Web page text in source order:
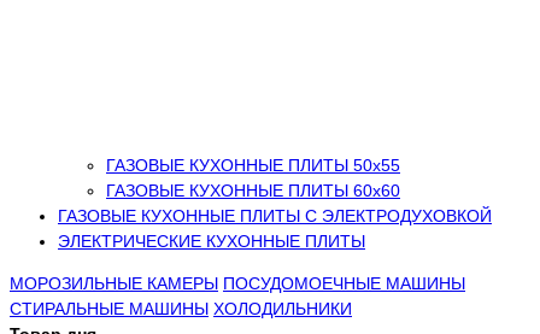
ГАЗОВЫЕ КУХОННЫЕ ПЛИТЫ 50х55
ГАЗОВЫЕ КУХОННЫЕ ПЛИТЫ 60х60
ГАЗОВЫЕ КУХОННЫЕ ПЛИТЫ С ЭЛЕКТРОДУХОВКОЙ
ЭЛЕКТРИЧЕСКИЕ КУХОННЫЕ ПЛИТЫ
МОРОЗИЛЬНЫЕ КАМЕРЫ ПОСУДОМОЕЧНЫЕ МАШИНЫ
СТИРАЛЬНЫЕ МАШИНЫ ХОЛОДИЛЬНИКИ